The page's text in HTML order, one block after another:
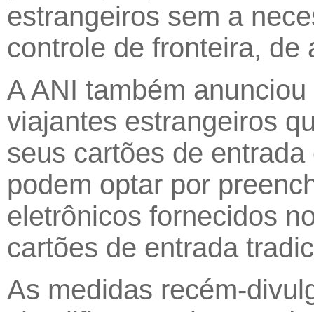
estrangeiros sem a
controle de fronteira, de
A ANI também
viajantes estrangeiros
seus cartões de
podem optar por
eletrônicos fornecidos
cartões de entrada
As medidas recém-